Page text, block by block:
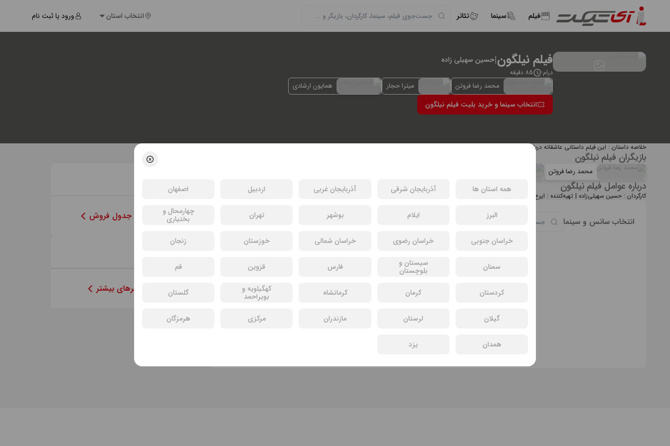
فیلم سینما تئاتر انتخاب استان ورود یا ثبت نام
همه استان ها آذربایجان شرقی آذربایجان غربی اردبیل اصفهان
البرز ایلام بوشهر تهران چهارمحال و
بختیاری
خراسان جنوبی
خراسان رضوی خراسان شمالی خوزستان زنجان
سمنان سیستان و
بلوچستان فارس قزوین قم
کردستان کرمان کرمانشاه کهگیلویه و
بویراحمد گلستان
گیلان لرستان مازندران مرکزی هرمزگان
همدان یزد
فیلم نیلگون|حسین سهیلی زاده
درام 85 دقیقه
محمد رضا فروتن میترا حجار همایون ارشادی
انتخاب سینما و خرید بلیت فیلم نیلگون
خلاصه داستان : این فیلم داستانی عاشقانه دربارهٔ زندگی دختر و پسری جوان است که در مواجهه با مسائل مختلف خانوادگی و اجتماعی قرار می‌گیرند و…
بازیگران فیلم نیلگون
محمد رضا فروتن
درباره عوامل فیلم نیلگون
کارگردان : حسین سهیلی‌زاده | تهیه‌کننده : ایرج محمدی | نویسنده : بابک کایدان | بازیگران : محمدرضا فروتن, میترا حجار, همایون ارشادی, آناهیتا درگاهی, سام درخشانی
انتخاب سانس و سینما
سانسی یافت نشد
فیلم های دیگر
مشاهده‌ی کامل جدول فروش
مشاهده‌ی خبرهای بیشتر